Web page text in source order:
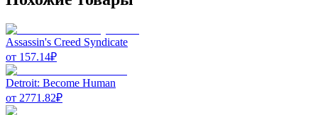
Assassin's Creed Syndicate
от 157.14₽
Detroit: Become Human
от 2771.82₽